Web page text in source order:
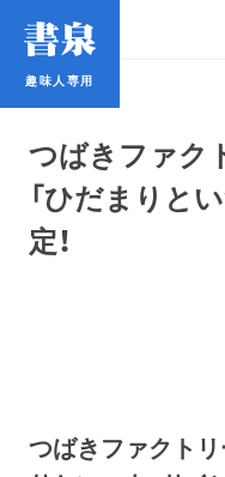
趣味人専用
つばきファク
「ひだまりと
定！
つばきファクトリ
趣味人専用